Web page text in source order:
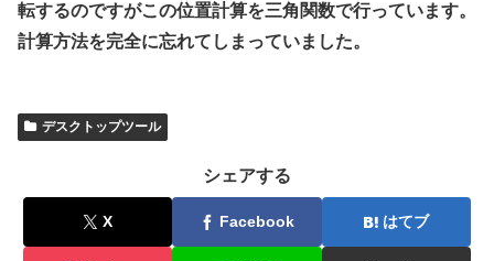
転するのですがこの位置計算を三角関数で行っています。
計算方法を完全に忘れてしまっていました。
デスクトップツール
シェアする
X Facebook はてブ